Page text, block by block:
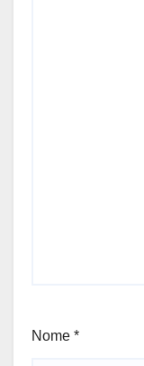
Nome *